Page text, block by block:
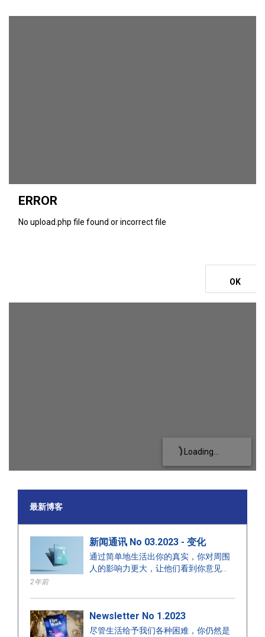
Loading...
ERROR
No upload.php file found or incorrect file
OK
最新博客
2年前
新闻通讯 No 03.2023 - 变化
通过简单地生活出你的真实，你对周围
人的影响力更大，让他们看到你意见背
Newsletter No 1.2023
尽管生活给予我们各种困难，你仍然是